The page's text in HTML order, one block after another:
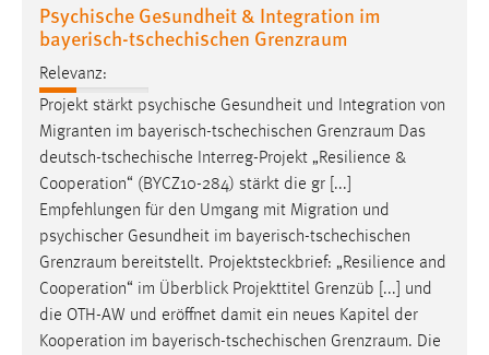
Psychische Gesundheit & Integration im
bayerisch-tschechischen Grenzraum
Relevanz:
Projekt stärkt psychische Gesundheit und Integration von
Migranten im bayerisch-tschechischen Grenzraum Das
deutsch-tschechische Interreg-Projekt „Resilience &
Cooperation“ (BYCZ10-284) stärkt die gr [...]
Empfehlungen für den Umgang mit Migration und
psychischer Gesundheit im bayerisch-tschechischen
Grenzraum bereitstellt. Projektsteckbrief: „Resilience and
Cooperation“ im Überblick Projekttitel Grenzüb [...] und
die OTH-AW und eröffnet damit ein neues Kapitel der
Kooperation im bayerisch-tschechischen Grenzraum. Die
Zweck:
Cookie Laufzeit:
Max. 13 Monate
MARKETING
Marketing Cookies werden von Drittanbietern
verwendet, um personalisierte Werbung anzuzeigen.
Sie tun dies, indem sie Besucher über Websites
hinweg verfolgen.